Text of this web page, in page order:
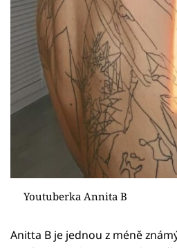
Youtuberka Annita B
Anitta B je jednou z méně